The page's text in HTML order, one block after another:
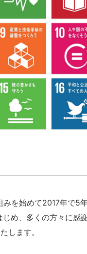
を始めて2017年で5年
め、多くの方々に感
します。